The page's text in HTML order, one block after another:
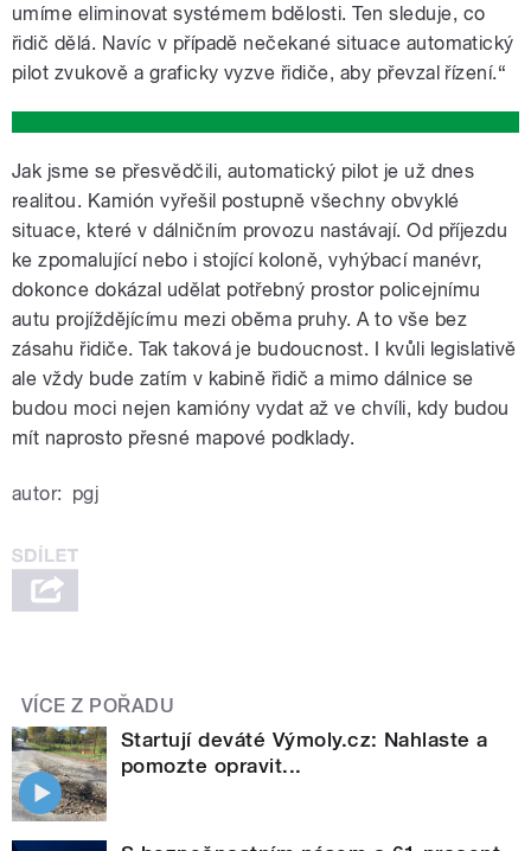
umíme eliminovat systémem bdělosti. Ten sleduje, co
řidič dělá. Navíc v případě nečekané situace automatický
pilot zvukově a graficky vyzve řidiče, aby převzal řízení.“
Jak jsme se přesvědčili, automatický pilot je už dnes
realitou. Kamión vyřešil postupně všechny obvyklé
situace, které v dálničním provozu nastávají. Od příjezdu
ke zpomalující nebo i stojící koloně, vyhýbací manévr,
dokonce dokázal udělat potřebný prostor policejnímu
autu projíždějícímu mezi oběma pruhy. A to vše bez
zásahu řidiče. Tak taková je budoucnost. I kvůli legislativě
ale vždy bude zatím v kabině řidič a mimo dálnice se
budou moci nejen kamióny vydat až ve chvíli, kdy budou
mít naprosto přesné mapové podklady.
autor: pgj
VÍCE Z POŘADU
Startují deváté Výmoly.cz: Nahlaste a
pomozte opravit...